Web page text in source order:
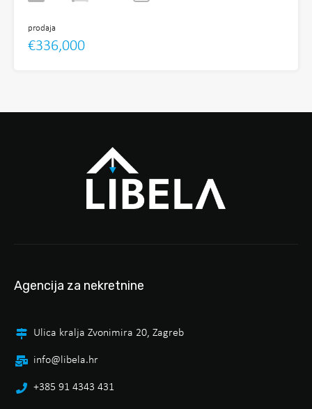
prodaja
€336,000
Agencija za nekretnine
Ulica kralja Zvonimira 20, Zagreb
info@libela.hr
+385 91 4343 431